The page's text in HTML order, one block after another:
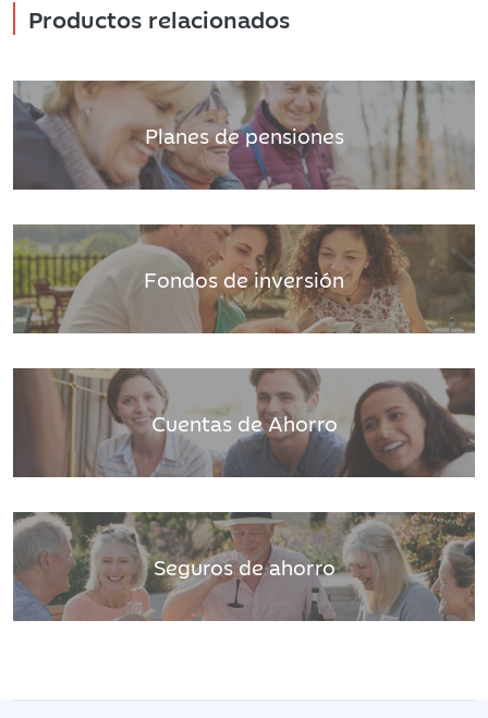
Productos relacionados
Planes de pensiones
Fondos de inversión
Cuentas de Ahorro
Seguros de ahorro